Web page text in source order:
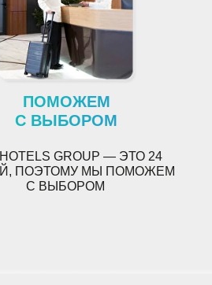
GROUP — ЭТО 24
ПОЭТОМУ МЫ ПОМОЖЕМ
С ВЫБОРОМ
ПОМОЖЕМ
С ВЫБОРОМ